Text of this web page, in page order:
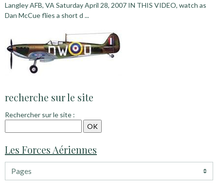
Langley AFB, VA Saturday April 28, 2007 IN THIS VIDEO, watch as
Dan McCue flies a short d ...
recherche sur le site
Rechercher sur le site :
Les Forces Aériennes